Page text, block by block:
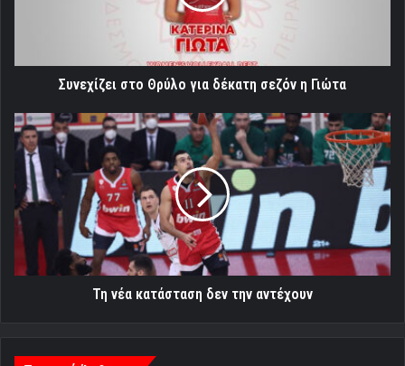
Συνεχίζει στο Θρύλο για δέκατη σεζόν η Γιώτα
Τη
νέα
κατάσταση
δεν
την
αντέχουν
Τη νέα κατάσταση δεν την αντέχουν